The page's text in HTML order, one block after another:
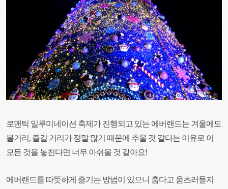
로맨틱 일루미네이션 축제가 진행되고 있는 에버랜드는 겨울에도
볼거리, 즐길 거리가 정말 많기 때문에 추울 것 같다는 이유로 이
모든 것을 놓친다면 너무 아쉬울 것 같아요!
에버랜드를 따뜻하게 즐기는 방법이 있으니 춥다고 움츠러들지